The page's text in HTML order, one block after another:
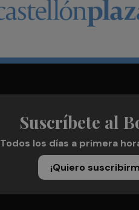
Suscríbete al
Todos los días a primera
¡Quiero